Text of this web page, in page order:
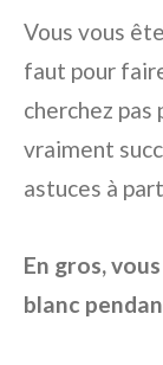
Vous vous
faut pour
cherchez pas
vraiment
astuces à
En gros,
blanc